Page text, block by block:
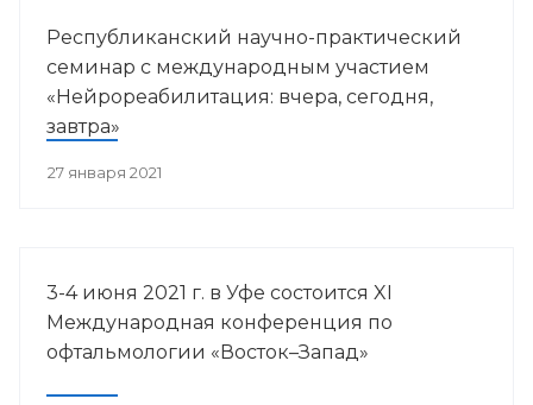
Республиканский научно-практический
семинар с международным участием
«Нейрореабилитация: вчера, сегодня,
завтра»
27 января 2021
3-4 июня 2021 г. в Уфе состоится XI
Международная конференция по
офтальмологии «Восток–Запад»